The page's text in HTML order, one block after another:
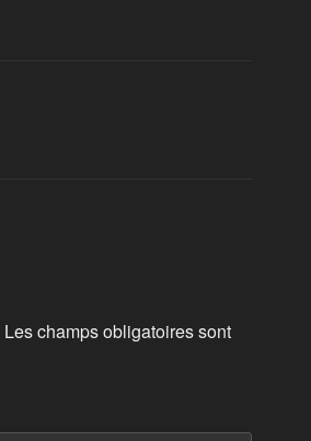
Les champs obligatoires sont